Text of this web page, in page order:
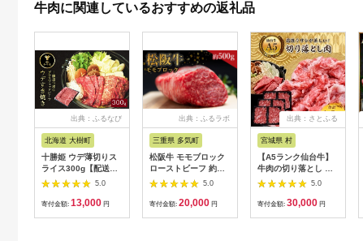
牛肉に関連しているおすすめの返礼品
出典：ふるなび
北海道 大樹町
十勝姫 ウデ薄切りス
ライス300g【配送不
可地域：離島】
【1397674】
5.0
寄付金額: 13,000 円
出典：ふるラボ
三重県 多気町
松阪牛 モモブロック
ローストビーフ 約
500g 国産牛 和牛 ブ
ランド牛 JGAP家
畜・畜産物 農場
5.0
寄付金額: 20,000 円
出典：さとふる
宮城県 村
【A5ランク仙台牛】
牛肉の切り落とし 合
計1.8kg(300g×6) 小
分けで使い勝手も◎
5.0
寄付金額: 30,000 円